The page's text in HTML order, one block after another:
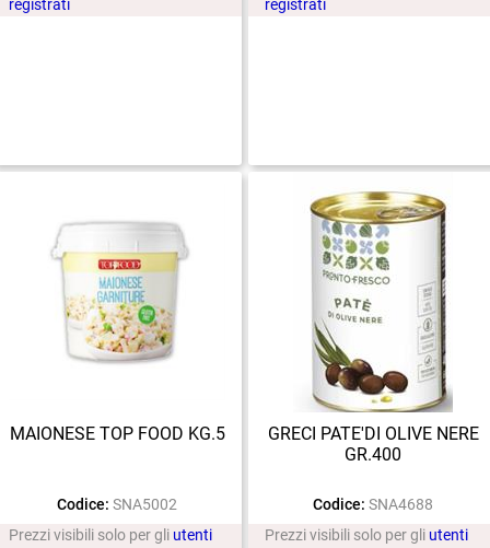
registrati
registrati
MAIONESE TOP FOOD KG.5
Codice: SNA5002
Prezzi visibili solo per gli utenti
GRECI PATE'DI OLIVE NERE
GR.400
Codice: SNA4688
Prezzi visibili solo per gli utenti